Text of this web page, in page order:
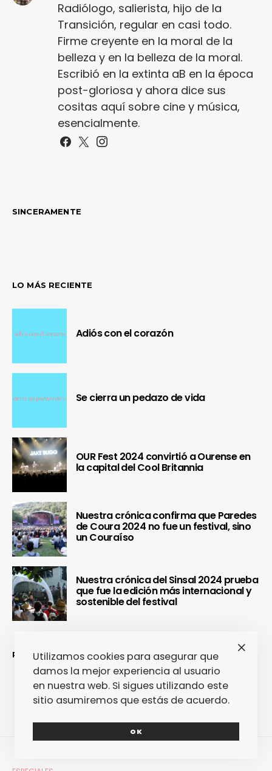
Radiólogo, salierista, hijo de la
Transición, regular en casi todo.
Firme creyente en la moral de la
belleza y en la belleza de la moral.
Escribió en la extinta aB en la época
post-gloriosa y ahora dice sus
cositas aquí sobre cine y música,
esencialmente.
SINCERAMENTE
LO MÁS RECIENTE
Adiós con el corazón
Se cierra un pedazo de vida
OUR Fest 2024 convirtió a Ourense en
la capital del Cool Britannia
Nuestra crónica confirma que Paredes
de Coura 2024 no fue un festival, sino
un Couraíso
Nuestra crónica del Sinsal 2024 prueba
que fue la edición más internacional y
sostenible del festival
REDES SOCIALES
Utilizamos cookies para asegurar que
damos la mejor experiencia al usuario
en nuestra web. Si sigues utilizando este
sitio asumiremos que estás de acuerdo.
OK